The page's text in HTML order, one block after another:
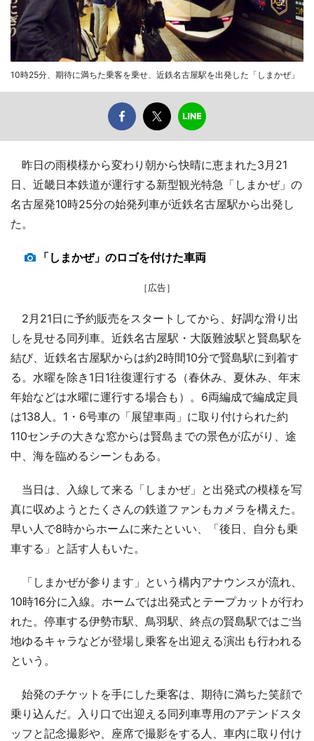
10時25分、期待に満ちた乗客を乗せ、近鉄名古屋駅を出発した「しまかぜ」
昨日の雨模様から変わり朝から快晴に恵まれた3月21
日、近畿日本鉄道が運行する新型観光特急「しまかぜ」の
名古屋発10時25分の始発列車が近鉄名古屋駅から出発し
た。
「しまかぜ」のロゴを付けた車両
［広告］
2月21日に予約販売をスタートしてから、好調な滑り出
しを見せる同列車。近鉄名古屋駅・大阪難波駅と賢島駅を
結び、近鉄名古屋駅からは約2時間10分で賢島駅に到着す
る。水曜を除き1日1往復運行する（春休み、夏休み、年末
年始などは水曜に運行する場合も）。6両編成で編成定員
は138人。1・6号車の「展望車両」に取り付けられた約
110センチの大きな窓からは賢島までの景色が広がり、途
中、海を臨めるシーンもある。
当日は、入線して来る「しまかぜ」と出発式の模様を写
真に収めようとたくさんの鉄道ファンもカメラを構えた。
早い人で8時からホームに来たといい、「後日、自分も乗
車する」と話す人もいた。
「しまかぜが参ります」という構内アナウンスが流れ、
10時16分に入線。ホームでは出発式とテープカットが行わ
れた。停車する伊勢市駅、鳥羽駅、終点の賢島駅ではご当
地ゆるキャラなどが登場し乗客を出迎える演出も行われる
という。
始発のチケットを手にした乗客は、期待に満ちた笑顔で
乗り込んだ。入り口で出迎える同列車専用のアテンドスタ
ッフと記念撮影や、座席で撮影をする人、車内に取り付け